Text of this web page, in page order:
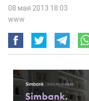
08 мая 2013 18:03
www